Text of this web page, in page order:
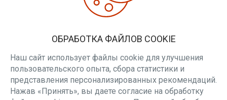
Личный кабинет
Вакансии
Будьте в курсе наших акций и новостей
ОБРАБОТКА ФАЙЛОВ COOKIE
Наш сайт использует файлы cookie для улучшения
пользовательского опыта, сбора статистики и
представления персонализированных рекомендаций.
Нажав «Принять», вы даете согласие на обработку